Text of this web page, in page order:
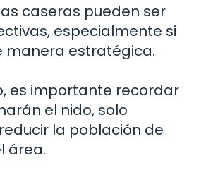
caseras pueden ser
especialmente si
manera estratégica.
es importante recordar
el nido, solo
la población de
área.